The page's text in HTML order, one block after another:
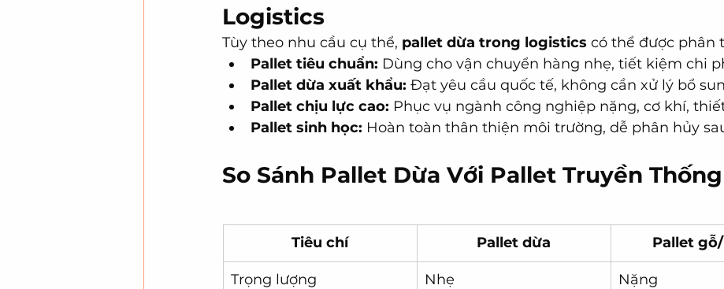
Logistics
Tùy theo nhu cầu cụ thể, pallet dừa trong logistics có thể được phân
Pallet tiêu chuẩn: Dùng cho vận chuyển hàng nhẹ, tiết kiệm chi
Pallet dừa xuất khẩu: Đạt yêu cầu quốc tế, không cần xử lý bổ
Pallet chịu lực cao: Phục vụ ngành công nghiệp nặng, cơ khí,
Pallet sinh học: Hoàn toàn thân thiện môi trường, dễ phân hủy
So Sánh Pallet Dừa Với Pallet Truyền Thống
Tiêu chí Pallet dừa Pallet
Trọng lượng Nhẹ Nặng